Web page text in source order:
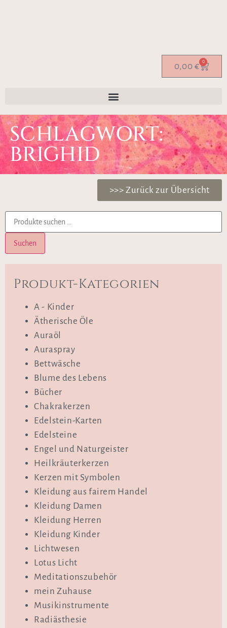
0,00 € 0
SCHLAGWORT:
BRIGHID
>>> Zurück zur Übersicht
Suchen
Produkt-Kategorien
A - Kinder
Ätherische Öle
Auraöl
Auraspray
Bettwäsche
Blume des Lebens
Bücher
Chakrakerzen
Edelstein-Karten
Edelsteine
Engel und Naturgeister
Heilkräuterkerzen
Kerzen mit Symbolen
Kleidung aus fairem Handel
Kleidung Damen
Kleidung Herren
Kleidung Kinder
Lichtwesen
Lotus Licht
Meditationszubehör
mein Zuhause
Musikinstrumente
Radiästhesie